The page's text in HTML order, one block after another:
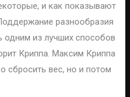
и как показывают
разнообразия
из лучших способов
Криппа. Максим Криппа
сбросить вес, но и потом